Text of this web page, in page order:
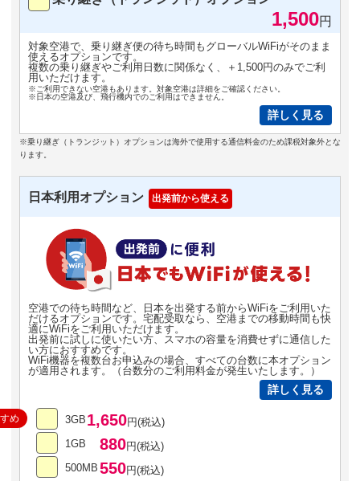
1,500円
対象空港で、乗り継ぎ便の待ち時間もグローバルWiFiがそのまま
使えるオプションです。
複数の乗り継ぎやご利用日数に関係なく、＋1,500円のみでご利
用いただけます。
※ご利用できない空港もあります。対象空港は詳細をご確認ください。
※日本の空港及び、飛行機内でのご利用はできません。
詳しく見る
※乗り継ぎ（トランジット）オプションは海外で使用する通信料金のため課税対象外とな
ります。
日本利用オプション 出発前から使える
空港での待ち時間など、日本を出発する前からWiFiをご利用いた
だけるオプションです。宅配受取なら、空港までの移動時間も快
適にWiFiをご利用いただけます。
出発前に試しに使いたい方、スマホの容量を消費せずに通信した
い方におすすめです。
WiFi機器を複数台お申込みの場合、すべての台数に本オプション
が適用されます。（台数分のご利用料金が発生いたします。）
詳しく見る
3GB 1,650円(税込)
め
1GB 880円(税込)
500MB 550円(税込)